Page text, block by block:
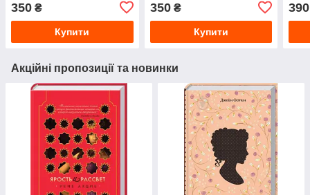
350 ₴
Купити
350₴
Купити
390
Акційні пропозиції та новинки